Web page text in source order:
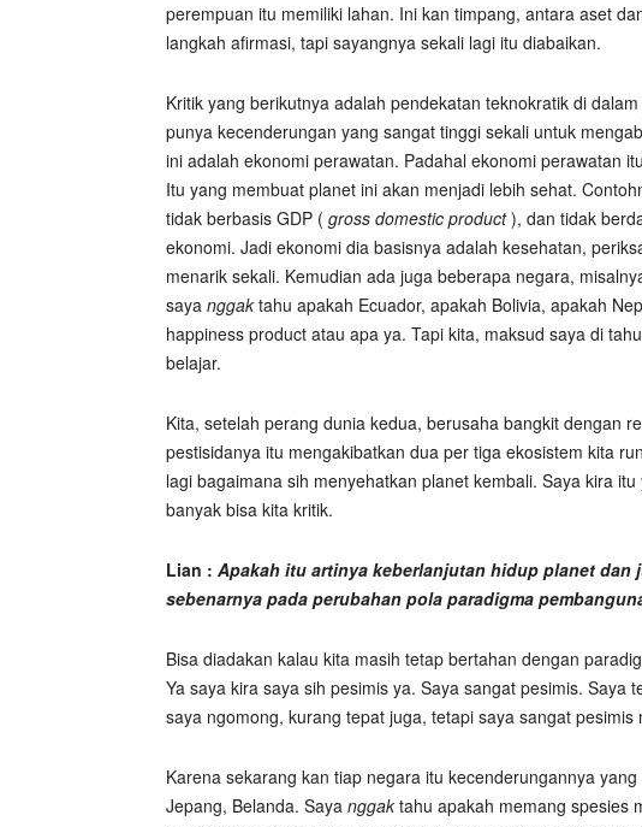
perempuan itu memiliki lahan. Ini kan timpang, antara aset
langkah afirmasi, tapi sayangnya sekali lagi itu diabaikan.
Kritik yang berikutnya adalah pendekatan teknokratik di
punya kecenderungan yang sangat tinggi sekali untuk
ini adalah ekonomi perawatan. Padahal ekonomi perawatan
Itu yang membuat planet ini akan menjadi lebih sehat.
tidak berbasis GDP ( gross domestic product), dan tidak
ekonomi. Jadi ekonomi dia basisnya adalah kesehatan,
menarik sekali. Kemudian ada juga beberapa negara,
saya nggak tahu apakah Ecuador, apakah Bolivia, apakah
happiness product atau apa ya. Tapi kita, maksud saya di
belajar.
Kita, setelah perang dunia kedua, berusaha bangkit dengan
pestisidanya itu mengakibatkan dua per tiga ekosistem kita
lagi bagaimana sih menyehatkan planet kembali. Saya kira
banyak bisa kita kritik.
Lian : Apakah itu artinya keberlanjutan hidup planet
sebenarnya pada perubahan pola paradigma
Bisa diadakan kalau kita masih tetap bertahan dengan
Ya saya kira saya sih pesimis ya. Saya sangat pesimis. Saya
saya ngomong, kurang tepat juga, tetapi saya sangat
Karena sekarang kan tiap negara itu kecenderungannya
Jepang, Belanda. Saya nggak tahu apakah memang spesies